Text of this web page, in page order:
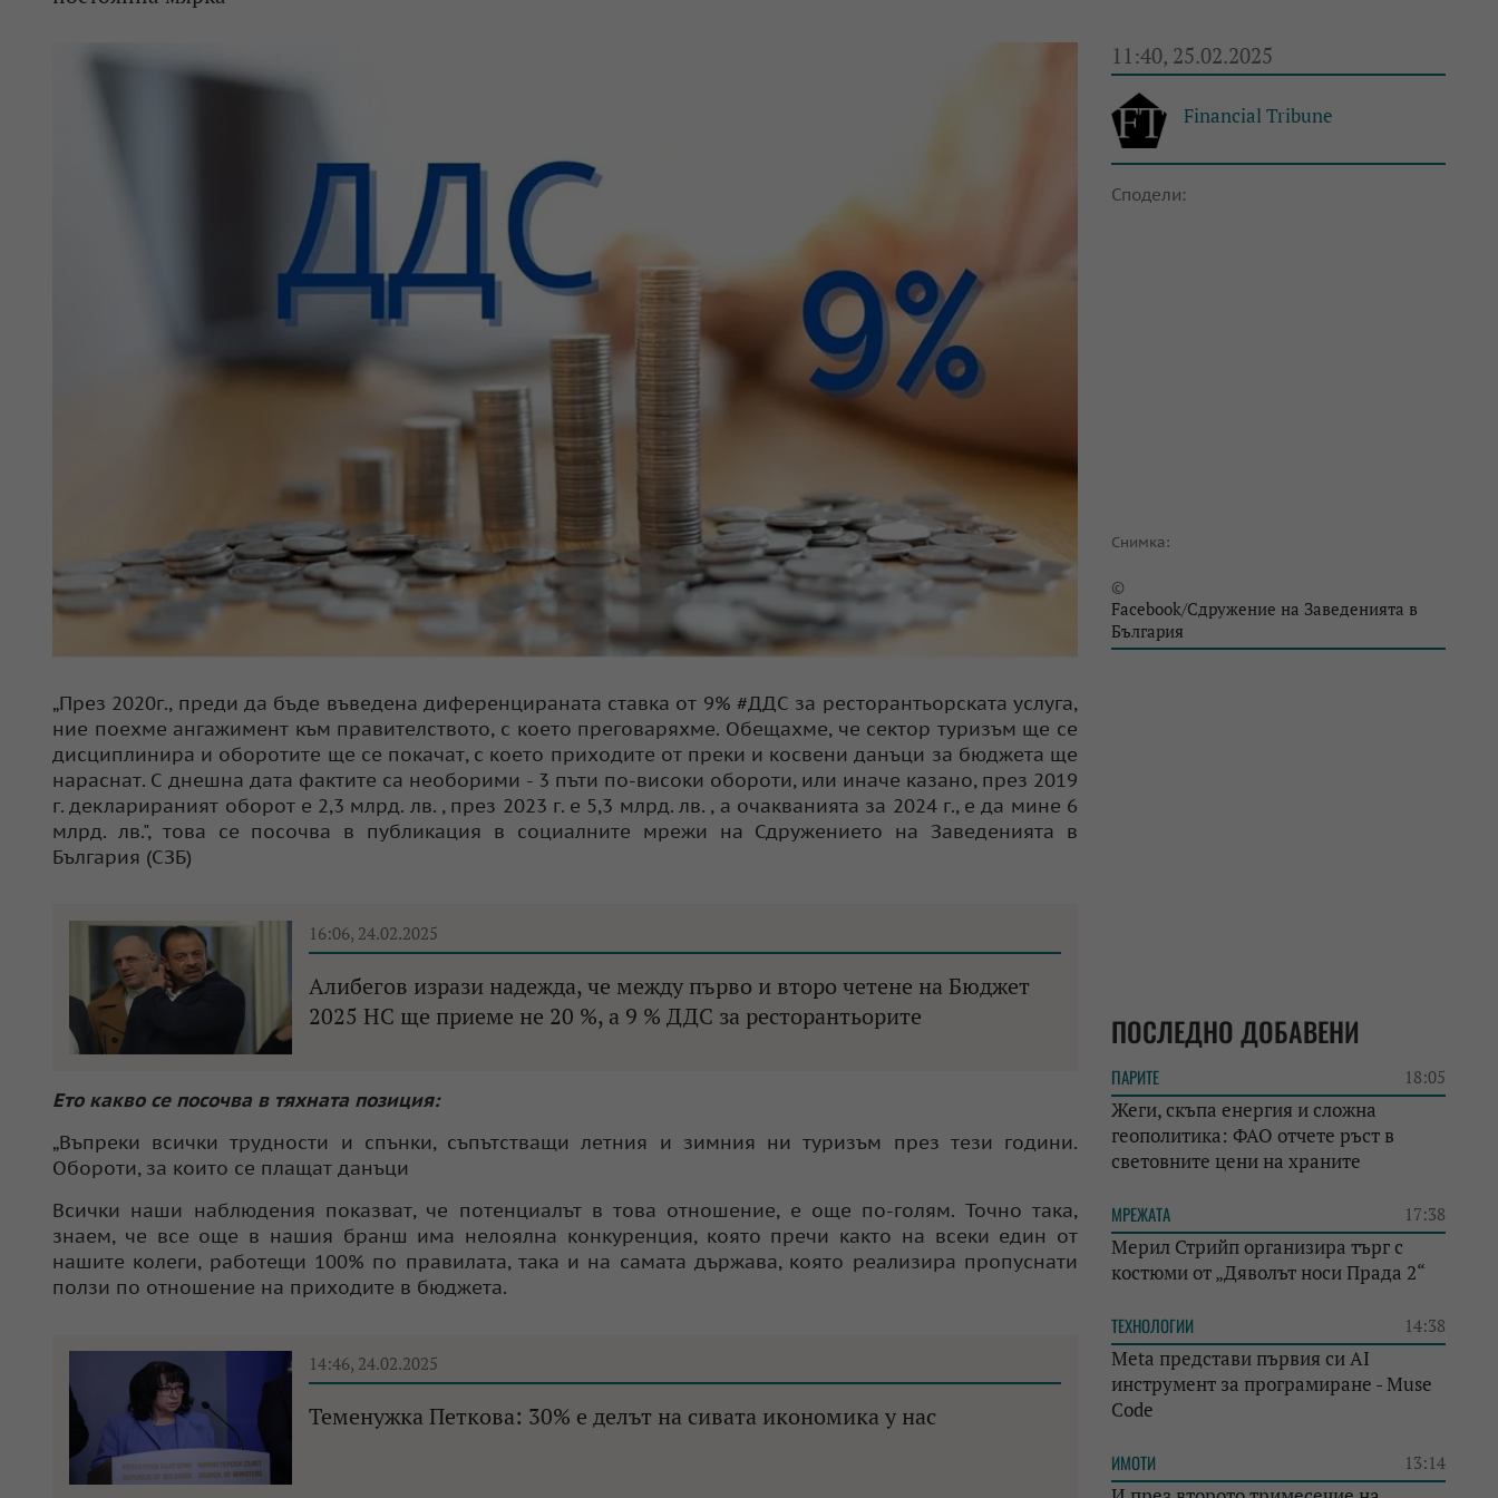
11:40, 25.02.2025
Financial Tribune
Сподели:
Снимка:
©
Facebook/Сдружение на Заведенията в
България
„През 2020г., преди да бъде въведена диференцираната ставка от 9% #ДДС за ресторантьорската услуга,
ние поехме ангажимент към правителството, с което преговаряхме. Обещахме, че сектор туризъм ще се
дисциплинира и оборотите ще се покачат, с което приходите от преки и косвени данъци за бюджета ще
нараснат. С днешна дата фактите са необорими - 3 пъти по-високи обороти, или иначе казано, през 2019
г. декларираният оборот е 2,3 млрд. лв. , през 2023 г. е 5,3 млрд. лв. , а очакванията за 2024 г., е да мине 6
млрд. лв.", това се посочва в публикация в социалните мрежи на Сдружението на Заведенията в
България (СЗБ)
16:06, 24.02.2025
Алибегов изрази надежда, че между първо и второ четене на Бюджет
2025 НС ще приеме не 20 %, а 9 % ДДС за ресторантьорите
Ето какво се посочва в тяхната позиция:
„Въпреки всички трудности и спънки, съпътстващи летния и зимния ни туризъм през тези години.
Обороти, за които се плащат данъци
Всички наши наблюдения показват, че потенциалът в това отношение, е още по-голям. Точно така,
знаем, че все още в нашия бранш има нелоялна конкуренция, която пречи както на всеки един от
нашите колеги, работещи 100% по правилата, така и на самата държава, която реализира пропуснати
ползи по отношение на приходите в бюджета.
14:46, 24.02.2025
Теменужка Петкова: 30% е делът на сивата икономика у нас
ПОСЛЕДНО ДОБАВЕНИ
ПАРИТЕ 18:05
Жеги, скъпа енергия и сложна
геополитика: ФАО отчете ръст в
световните цени на храните
МРЕЖАТА 17:38
Мерил Стрийп организира търг с
костюми от „Дяволът носи Прада 2“
ТЕХНОЛОГИИ 14:38
Meta представи първия си AI
инструмент за програмиране - Muse
Code
ИМОТИ 13:14